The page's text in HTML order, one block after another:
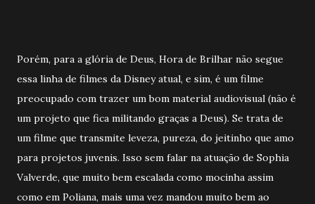
Porém, para a glória de Deus, Hora de Brilhar não segue
essa linha de filmes da Disney atual, e sim, é um filme
preocupado com trazer um bom material audiovisual (não é
um projeto que fica militando graças a Deus). Se trata de
um filme que transmite leveza, pureza, do jeitinho que amo
para projetos juvenis. Isso sem falar na atuação de Sophia
Valverde, que muito bem escalada como mocinha assim
como em Poliana, mais uma vez mandou muito bem ao